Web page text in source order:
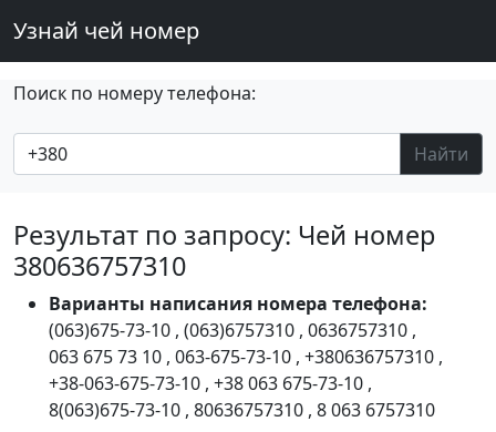
Узнай чей номер
Поиск по номеру телефона:
Найти
Результат по запросу: Чей номер
380636757310
Варианты написания номера телефона:
(063)675-73-10 , (063)6757310 , 0636757310 ,
063 675 73 10 , 063-675-73-10 , +380636757310 ,
+38-063-675-73-10 , +38 063 675-73-10 ,
8(063)675-73-10 , 80636757310 , 8 063 6757310